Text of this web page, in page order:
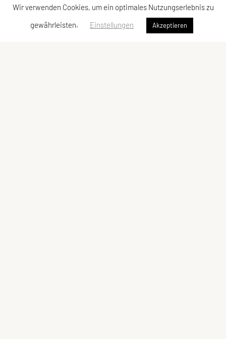
Wir verwenden Cookies, um ein optimales Nutzungserlebnis zu
gewährleisten.
Einstellungen Akzeptieren